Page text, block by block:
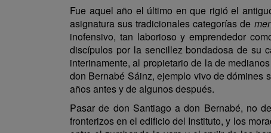
Fue aquel año el último en que rigió el
asignatura sus tradicionales categorías de
inofensivo, tan laborioso y emprendedor
discípulos por la sencillez bondadosa de su
interinamente, al propietario de la de
don Bernabé Sáinz, ejemplo vivo de dómines
años antes y de algunos después.
Pasar de don Santiago a don Bernabé, no
fronterizos en el edificio del Instituto, y los